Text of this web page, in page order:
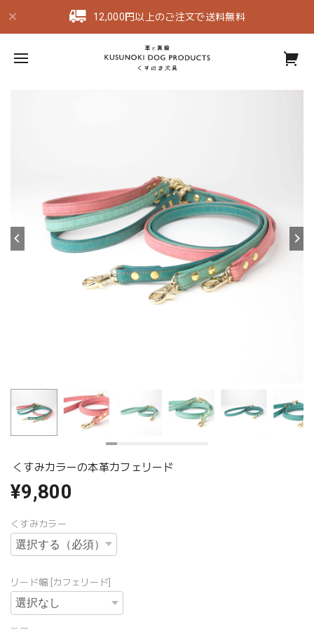
12,000円以上のご注文で送料無料
くすみカラーの本革カフェリード
¥9,800
くすみカラー
リード幅 [カフェリード]